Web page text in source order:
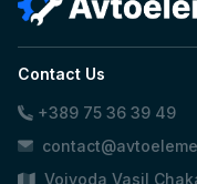
Contact Us
+389 75 36 39 49
Vojvoda Vasil